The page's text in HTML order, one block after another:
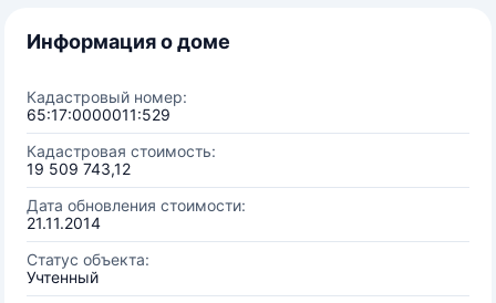
Информация о доме
Кадастровый номер:
65:17:0000011:529
Кадастровая стоимость:
19 509 743,12
Дата обновления стоимости:
21.11.2014
Статус объекта:
Учтенный